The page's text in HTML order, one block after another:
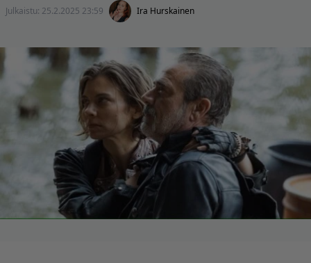
Julkaistu: 25.2.2025 23:59 Ira Hurskainen